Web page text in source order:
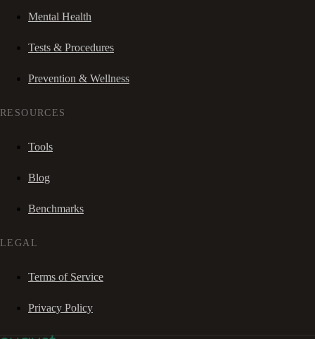
Mental Health
Tests & Procedures
Prevention & Wellness
RESOURCES
Tools
Blog
Benchmarks
LEGAL
Terms of Service
Privacy Policy